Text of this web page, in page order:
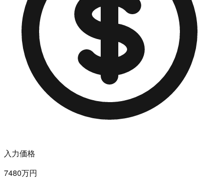
入力価格
7480万円